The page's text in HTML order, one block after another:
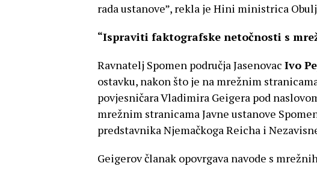
rada ustanove”, rekla je Hini ministrica
“Ispraviti faktografske netočnosti s
Ravnatelj Spomen područja Jasenovac Ivo
ostavku, nakon što je na mrežnim
povjesničara Vladimira Geigera pod
mrežnim stranicama Javne ustanove
predstavnika Njemačkoga Reicha i
Geigerov članak opovrgava navode s